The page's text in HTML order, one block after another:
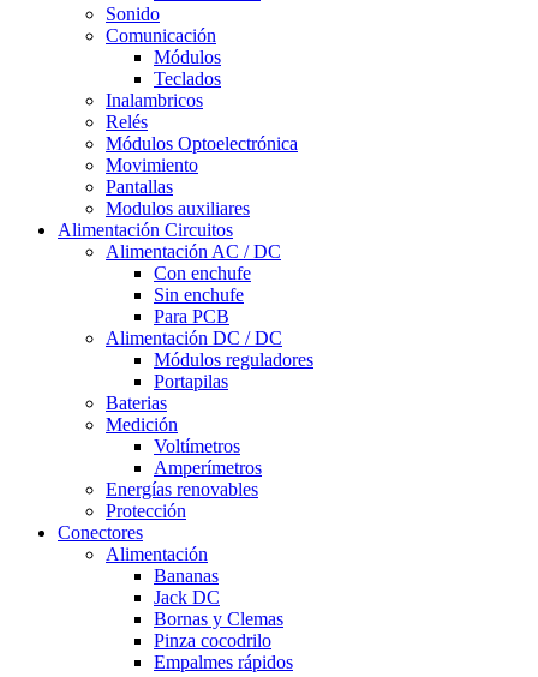
Sonido
Comunicación
Módulos
Teclados
Inalambricos
Relés
Módulos Optoelectrónica
Movimiento
Pantallas
Modulos auxiliares
Alimentación Circuitos
Alimentación AC / DC
Con enchufe
Sin enchufe
Para PCB
Alimentación DC / DC
Módulos reguladores
Portapilas
Baterias
Medición
Voltímetros
Amperímetros
Energías renovables
Protección
Conectores
Alimentación
Bananas
Jack DC
Bornas y Clemas
Pinza cocodrilo
Empalmes rápidos